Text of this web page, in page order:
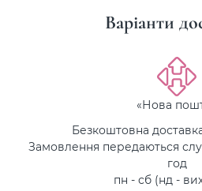
Варіанти
«Нова
Безкоштовна
Замовлення передаються
год
пн - сб (нд -